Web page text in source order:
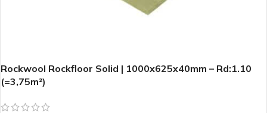
Rockwool Rockfloor Solid | 1000x625x40mm – Rd:1.10
(=3,75m²)